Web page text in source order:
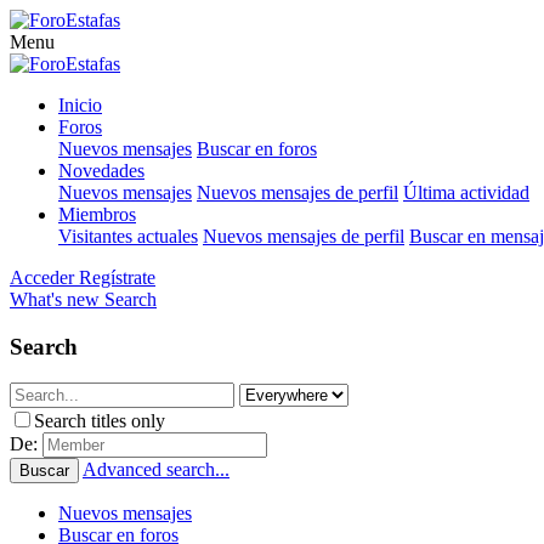
Menu
Inicio
Foros
Nuevos mensajes Buscar en foros
Novedades
Nuevos mensajes Nuevos mensajes de perfil Última actividad
Miembros
Visitantes actuales Nuevos mensajes de perfil Buscar en
Acceder Regístrate
What's new Search
Search
Search titles only
De:
Buscar Advanced search...
Nuevos mensajes
Buscar en foros